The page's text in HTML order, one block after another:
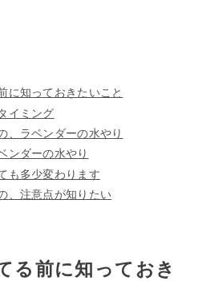
に知っておきたいこと
イミング
、ラベンダーの水やり
ンダーの水やり
も多少変わります
、注意点が知りたい
る前に知っておき